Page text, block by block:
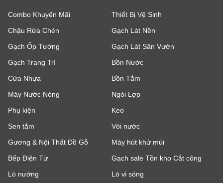
Combo Khuyến Mãi
Thiết Bị Vệ Sinh
Chậu Rửa Chén
Gạch Lát Nền
Gạch Ốp Tường
Gạch Lát Sân Vườn
Gạch Trang Trí
Bồn Nước
Cửa Nhựa
Bồn Tắm
Máy Nước Nóng
Ngói Lợp
Phụ kiện
Keo
Sen tắm
Vòi nước
Gương & Nội Thất Đồ Gỗ
Máy hút khử mùi
Bếp Điện Từ
Gạch sale Tồn kho Cắt công
Lò nướng
Lò vi sóng